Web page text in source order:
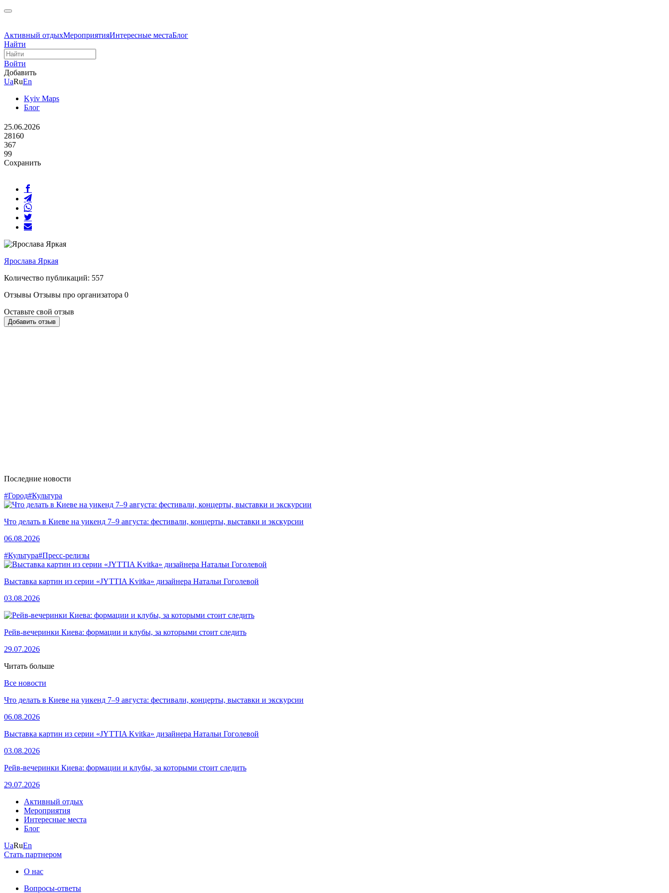
Активный отдыхМероприятияИнтересные местаБлог
Найти
Войти
Добавить
UaRuEn
Kyiv Maps
Блог
25.06.2026
28160
367
99
Сохранить
Ярослава Яркая
Количество публикаций: 557
Отзывы Отзывы про организатора 0
Оставьте свой отзыв
Добавить отзыв
Последние новости
#Город#Культура
Что делать в Киеве на уикенд 7–9 августа: фестивали, концерты, выставки и экскурсии
06.08.2026
#Культура#Пресс-релизы
Выставка картин из серии «JYTTIA Kvitka» дизайнера Натальи Гоголевой
03.08.2026
Рейв-вечеринки Киева: формации и клубы, за которыми стоит следить
29.07.2026
Читать больше
Все новости
Что делать в Киеве на уикенд 7–9 августа: фестивали, концерты, выставки и экскурсии
06.08.2026
Выставка картин из серии «JYTTIA Kvitka» дизайнера Натальи Гоголевой
03.08.2026
Рейв-вечеринки Киева: формации и клубы, за которыми стоит следить
29.07.2026
Активный отдых
Мероприятия
Интересные места
Блог
UaRuEn
Стать партнером
О нас
Вопросы-ответы